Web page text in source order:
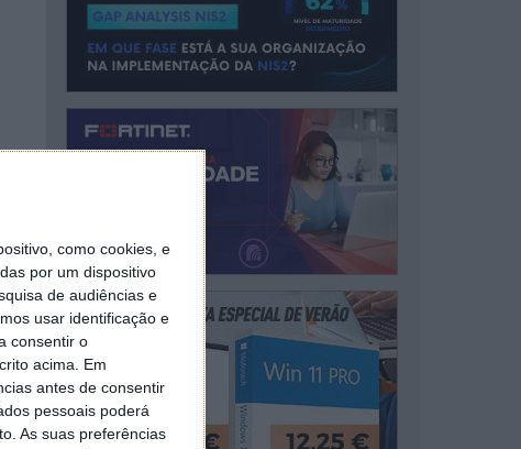
como cookies, e
por um dispositivo
de audiências e
usar identificação e
consentir o
acima. Em
antes de consentir
pessoais poderá
As suas preferências